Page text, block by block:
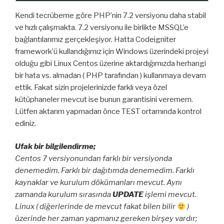
Kendi tecrübeme göre PHP’nin 7.2 versiyonu daha stabil
ve hızlı çalışmakta. 7.2 versiyonu ile birlikte MSSQL’e
bağlantılarımız gerçekleşiyor. Hatta Codeigniter
framework’ü kullandığımız için Windows üzerindeki projeyi
olduğu gibi Linux Centos üzerine aktardığımızda herhangi
bir hata vs. almadan ( PHP tarafından ) kullanmaya devam
ettik. Fakat sizin projelerinizde farklı veya özel
kütüphaneler mevcut ise bunun garantisini veremem.
Lütfen aktarım yapmadan önce TEST ortamında kontrol
ediniz.
Ufak bir bilgilendirme;
Centos 7 versiyonundan farklı bir versiyonda
denemedim. Farklı bir dağıtımda denemedim. Farklı
kaynaklar ve kurulum dökümanları mevcut. Aynı
zamanda kurulum sırasındaUPDATEişlemi mevcut.
Linux ( diğerlerinde de mevcut fakat bilen bilir
)
üzerinde her zaman yapmanız gereken birşey vardır;